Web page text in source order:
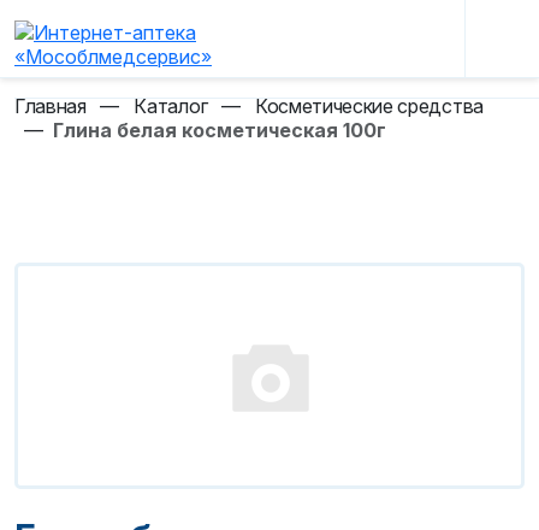
Главная — Каталог — Косметические средства
— Глина белая косметическая 100г